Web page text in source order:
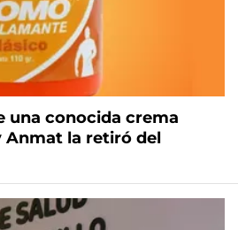
una conocida crema
la retiró del